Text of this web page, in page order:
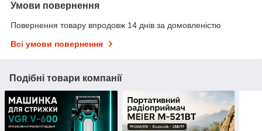
Умови повернення
Повернення товару впродовж 14 днів за домовленістю
Всі умови повернення
Подібні товари компанії